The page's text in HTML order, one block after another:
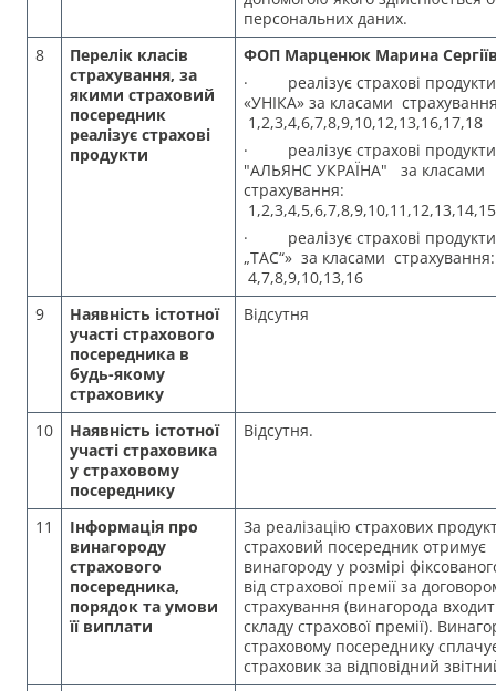
персональних даних.
8
Перелік класів
страхування, за
якими страховий
посередник
реалізує страхові
продукти
ФОП Марценюк Марина
· реалізує страхові
«УНІКА» за класами
1,2,3,4,6,7,8,9,10,12,13,16,17,18
· реалізує страхові
"АЛЬЯНС УКРАЇНА" за класами
страхування:
· реалізує страхові
„ТАС“» за класами страхування:
4,7,8,9,10,13,16
9
Наявність істотної
участі страхового
посередника в
будь-якому
страховику
Відсутня
10
Наявність істотної
участі страховика
у страховому
посереднику
Відсутня.
11
Інформація про
винагороду
страхового
посередника,
порядок та умови
її виплати
За реалізацію страхових
страховий посередник отримує
винагороду у розмірі
від страхової премії за
страхування (винагорода
складу страхової премії).
страховому посереднику
страховик за відповідний